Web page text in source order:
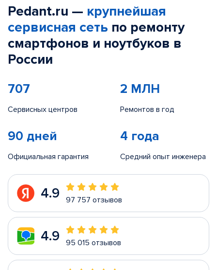
Pedant.ru — крупнейшая
сервисная сеть по ремонту
смартфонов и ноутбуков в
России
707
Сервисных центров
2 МЛН
Ремонтов в год
90 дней
Официальная гарантия
4 года
Средний опыт инженера
4.9 97 757 отзывов
4.9 95 015 отзывов